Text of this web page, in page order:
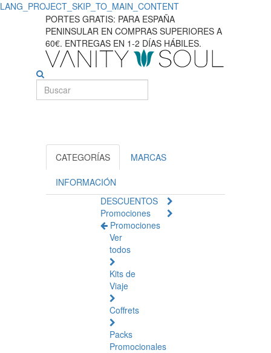
LANG_PROJECT_SKIP_TO_MAIN_CONTENT
PORTES GRATIS: PARA ESPAÑA
PENINSULAR EN COMPRAS SUPERIORES A
60€. ENTREGAS EN 1-2 DÍAS HÁBILES.
CATEGORÍAS MARCAS
INFORMACIÓN
DESCUENTOS
Promociones
Promociones
Ver
todos
Kits de
Viaje
Coffrets
Packs
Promocionales